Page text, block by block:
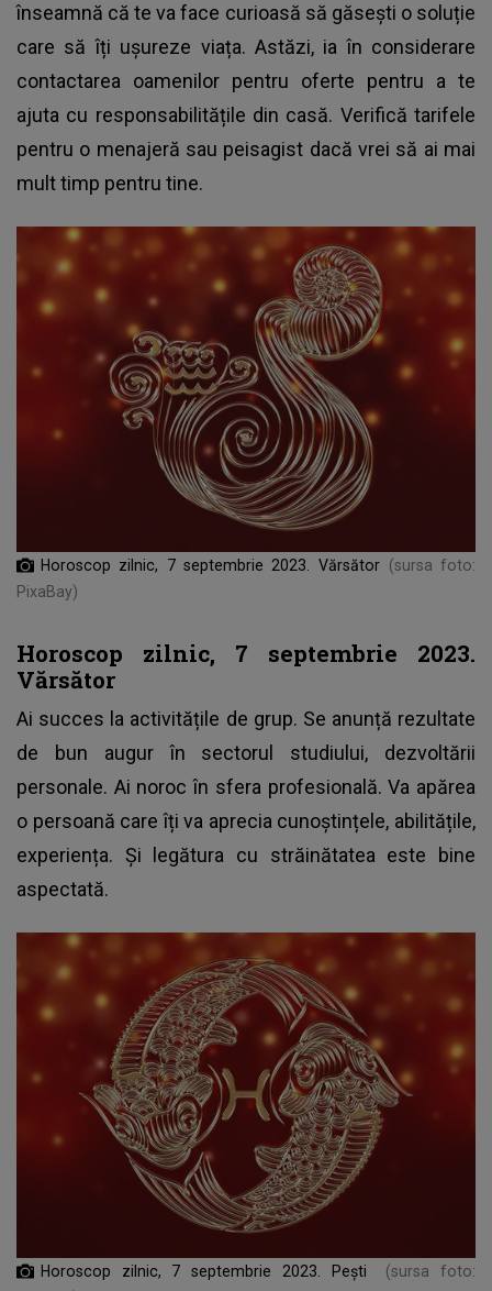
înseamnă că te va face curioasă să găsești o soluție
care să îți ușureze viața. Astăzi, ia în considerare
contactarea oamenilor pentru oferte pentru a te
ajuta cu responsabilitățile din casă. Verifică tarifele
pentru o menajeră sau peisagist dacă vrei să ai mai
mult timp pentru tine.
Horoscop zilnic, 7 septembrie 2023. Vărsător (sursa foto:
PixaBay)
Horoscop zilnic, 7 septembrie 2023.
Vărsător
Ai succes la activitățile de grup. Se anunță rezultate
de bun augur în sectorul studiului, dezvoltării
personale. Ai noroc în sfera profesională. Va apărea
o persoană care îți va aprecia cunoștințele, abilitățile,
experiența. Și legătura cu străinătatea este bine
aspectată.
Horoscop zilnic, 7 septembrie 2023. Pești
(sursa foto: